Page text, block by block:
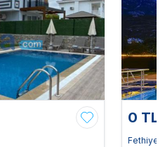
0 TL
Fethiye /